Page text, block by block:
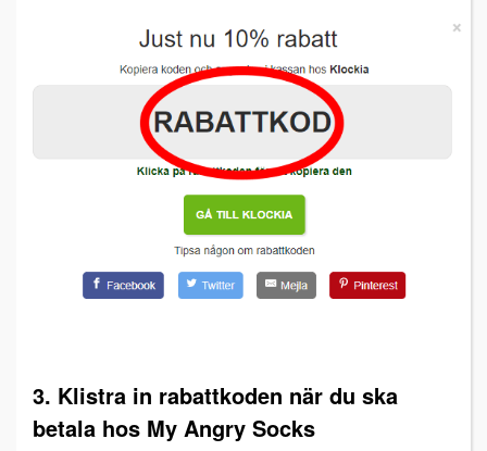
3. Klistra in rabattkoden när du ska
betala hos My Angry Socks